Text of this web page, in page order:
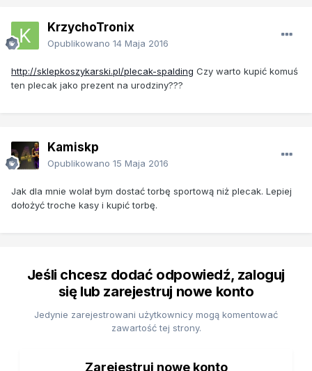
KrzychoTronix
Opublikowano 14 Maja 2016
http://sklepkoszykarski.pl/plecak-spalding Czy warto kupić komuś
ten plecak jako prezent na urodziny???
Kamiskp
Opublikowano 15 Maja 2016
Jak dla mnie wolał bym dostać torbę sportową niż plecak. Lepiej
dołożyć troche kasy i kupić torbę.
Jeśli chcesz dodać odpowiedź, zaloguj
się lub zarejestruj nowe konto
Jedynie zarejestrowani użytkownicy mogą komentować
zawartość tej strony.
Zarejestruj nowe konto